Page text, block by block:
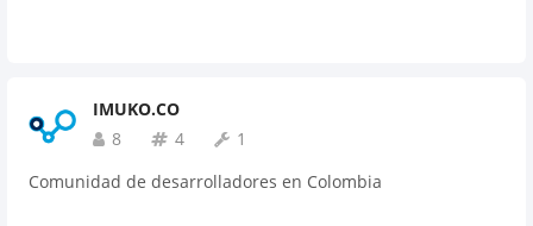
IMUKO.CO
8
4
1
Comunidad de desarrolladores en Colombia